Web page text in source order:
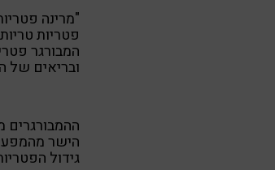
"מרינה
פטריות
המבורגר
ובריאים של
ההמבורגרים
הישר
גידול